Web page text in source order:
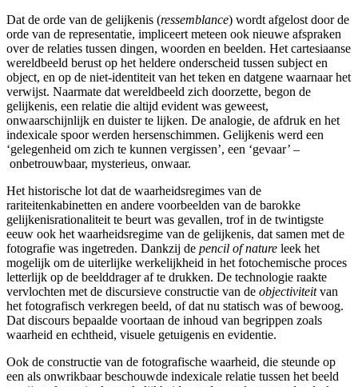
Dat de orde van de gelijkenis (ressemblance) wordt afgelost door de
orde van de representatie, impliceert meteen ook nieuwe afspraken
over de relaties tussen dingen, woorden en beelden. Het cartesiaanse
wereldbeeld berust op het heldere onderscheid tussen subject en
object, en op de niet-identiteit van het teken en datgene waarnaar het
verwijst. Naarmate dat wereldbeeld zich doorzette, begon de
gelijkenis, een relatie die altijd evident was geweest,
onwaarschijnlijk en duister te lijken. De analogie, de afdruk en het
indexicale spoor werden hersenschimmen. Gelijkenis werd een
‘gelegenheid om zich te kunnen vergissen’, een ‘gevaar’ –
onbetrouwbaar, mysterieus, onwaar.
Het historische lot dat de waarheidsregimes van de
rariteitenkabinetten en andere voorbeelden van de barokke
gelijkenisrationaliteit te beurt was gevallen, trof in de twintigste
eeuw ook het waarheidsregime van de gelijkenis, dat samen met de
fotografie was ingetreden. Dankzij de pencil of nature leek het
mogelijk om de uiterlijke werkelijkheid in het fotochemische proces
letterlijk op de beelddrager af te drukken. De technologie raakte
vervlochten met de discursieve constructie van de objectiviteitvan
het fotografisch verkregen beeld, of dat nu statisch was of bewoog.
Dat discours bepaalde voortaan de inhoud van begrippen zoals
waarheid en echtheid, visuele getuigenis en evidentie.
Ook de constructie van de fotografische waarheid, die steunde op
een als onwrikbaar beschouwde indexicale relatie tussen het beeld